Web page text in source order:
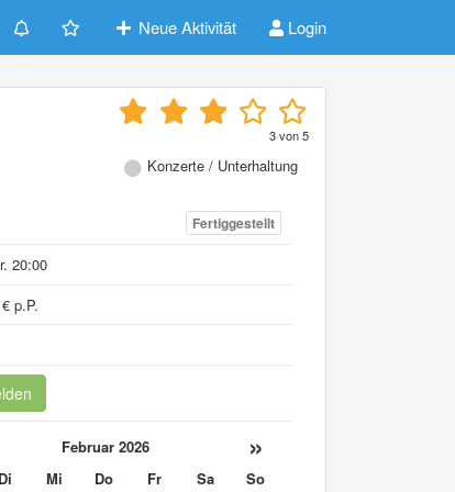
Neue Aktivität Login
3von5
Konzerte / Unterhaltung
Fertiggestellt
20:00
p.P.
Februar 2026 »
Di Mi Do Fr Sa
So